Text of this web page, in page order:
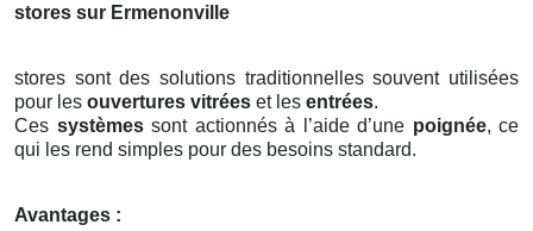
stores sur Ermenonville
stores sont des solutions traditionnelles souvent utilisées
pour les ouvertures vitrées et les entrées.
Ces systèmessont actionnés à l’aide d’une poignée, ce
qui les rend simples pour des besoins standard.
Avantages :